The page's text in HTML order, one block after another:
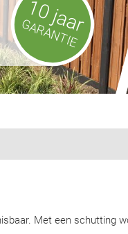
10 jaar
GARANTIE
Met een schutting